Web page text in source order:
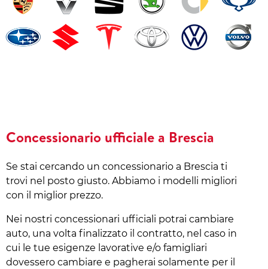
Concessionario ufficiale a Brescia
Se stai cercando un concessionario a Brescia ti
trovi nel posto giusto. Abbiamo i modelli migliori
con il miglior prezzo.
Nei nostri concessionari ufficiali potrai cambiare
auto, una volta finalizzato il contratto, nel caso in
cui le tue esigenze lavorative e/o famigliari
dovessero cambiare e pagherai solamente per il